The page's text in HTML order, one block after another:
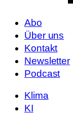
Abo
Über uns
Kontakt
Newsletter
Podcast
Klima
KI